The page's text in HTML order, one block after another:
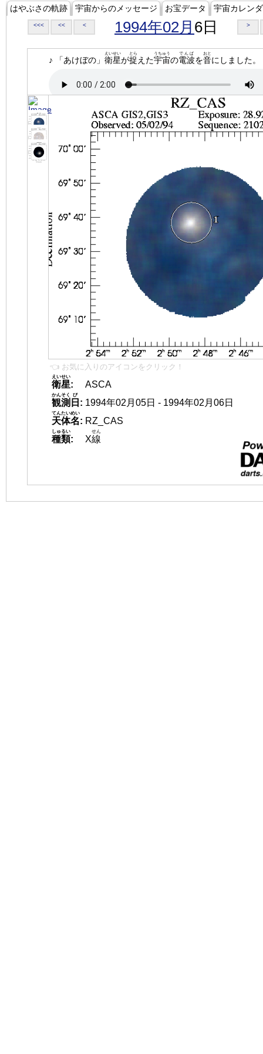
はやぶさの軌跡 宇宙からのメッセージ お宝データ 宇宙カレン
<<< << < 1994年02月 6日 >
♪ 「あけぼの」 衛星
えいせい
が捉
とら
えた宇宙
うちゅう
の電波
でんぱ
を音
おと
にしました。
👈 お気に入りのアイコンをクリック！
衛星
えいせい
:
ASCA
観測
かんそく
日
び
: 1994年02月05日 - 1994年02月06日
天体名
てんたいめい
: RZ_CAS
種類
しゅるい
: X線
せん